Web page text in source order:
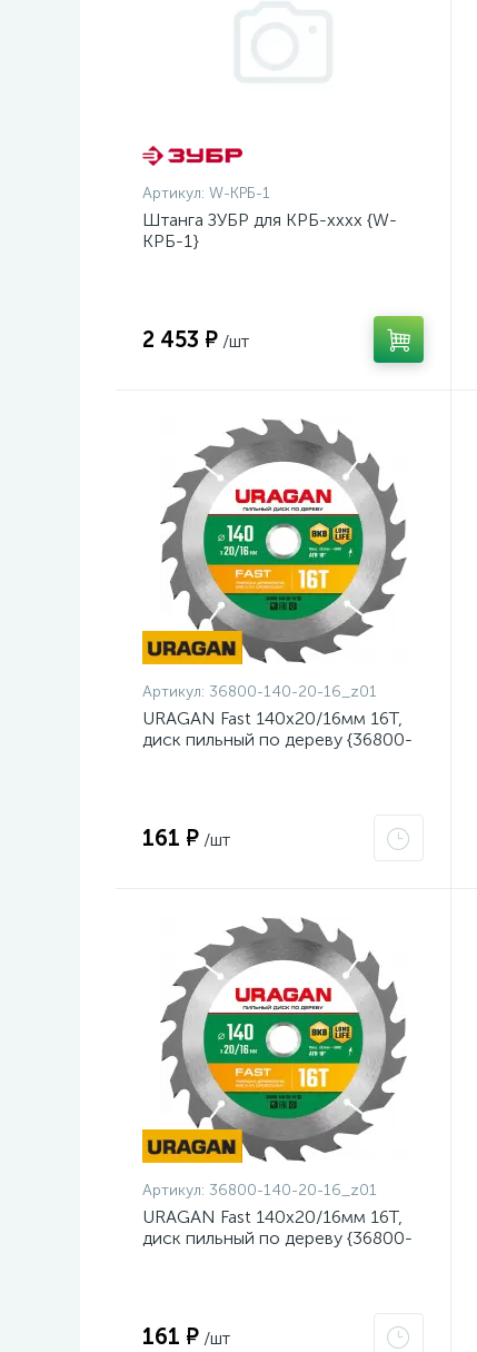
Артикул: W-КРБ-1
Штанга ЗУБР для КРБ-хххх {W-
КРБ-1}
2 453 ₽ /шт
Артикул: 36800-140-20-16_z01
URAGAN Fast 140x20/16мм 16Т,
диск пильный по дереву {36800-
161 ₽ /шт
Артикул: 36800-140-20-16_z01
URAGAN Fast 140x20/16мм 16Т,
диск пильный по дереву {36800-
161 ₽ /шт